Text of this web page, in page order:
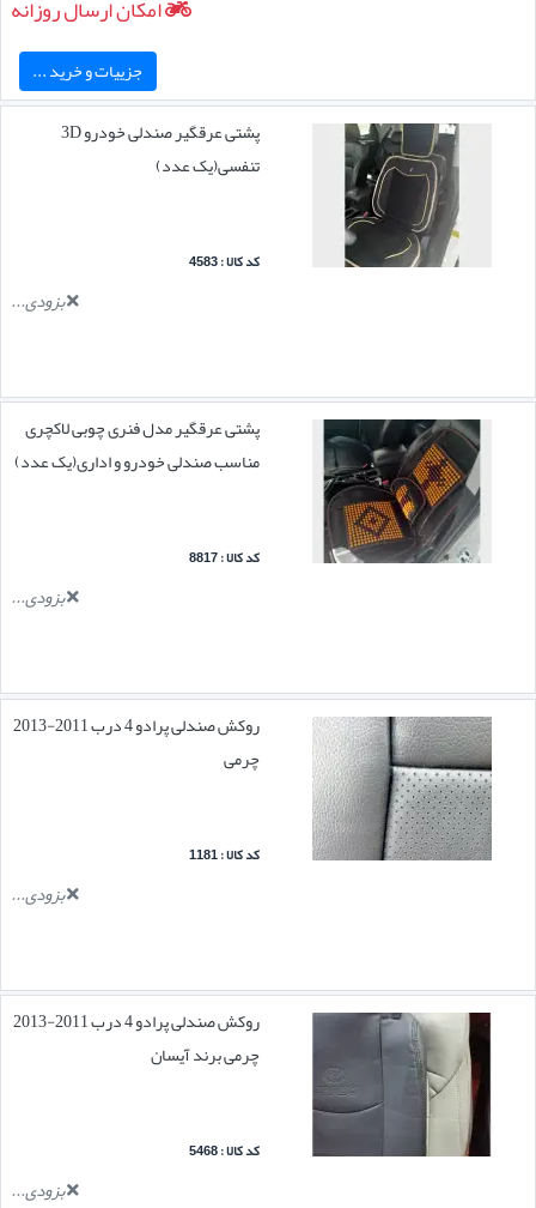
امکان ارسال روزانه
جزییات و خرید ...
پشتی عرقگیر صندلی خودرو 3D
تنفسی(یک عدد)
کد کالا : 4583
بزودی...
پشتی عرقگیر مدل فنری چوبی لاکچری
مناسب صندلی خودرو و اداری(یک عدد)
کد کالا : 8817
بزودی...
روکش صندلی پرادو 4 درب 2011-2013
چرمی
کد کالا : 1181
بزودی...
روکش صندلی پرادو 4 درب 2011-2013
چرمی برند آیسان
کد کالا : 5468
بزودی...